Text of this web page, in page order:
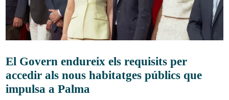
El Govern endureix els requisits per
accedir als nous habitatges públics que
impulsa a Palma